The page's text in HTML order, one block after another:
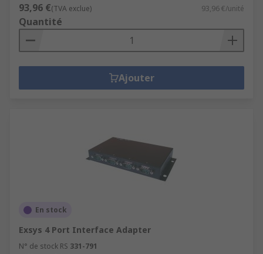
93,96 €(TVA exclue) 93,96 €/unité
Quantité
Ajouter
En stock
Exsys 4 Port Interface Adapter
N° de stock RS 331-791